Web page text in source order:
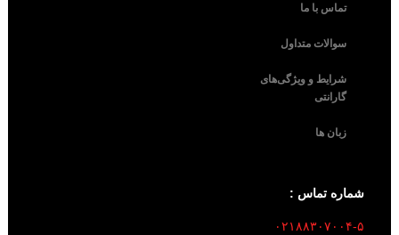
تماس با ما
سوالات متداول
شرایط و ویژگی‌های
گارانتی
زبان ها
شماره تماس :
۰۲۱۸۸۳۰۷۰۰۴-۵